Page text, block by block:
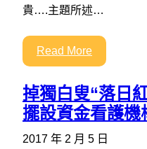
貴….主題所述…
Read More
掉獨白叟“落日
擺設資金看護
2017 年 2 月 5 日